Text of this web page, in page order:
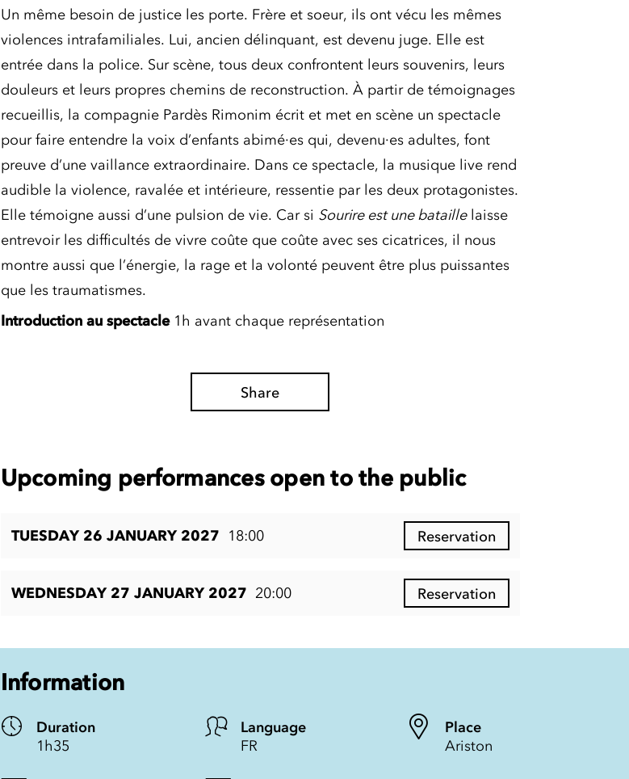
Un même besoin de justice les porte. Frère et soeur, ils ont vécu les mêmes
violences intrafamiliales. Lui, ancien délinquant, est devenu juge. Elle est
entrée dans la police. Sur scène, tous deux confrontent leurs souvenirs, leurs
douleurs et leurs propres chemins de reconstruction. À partir de témoignages
recueillis, la compagnie Pardès Rimonim écrit et met en scène un spectacle
pour faire entendre la voix d’enfants abimé·es qui, devenu·es adultes, font
preuve d’une vaillance extraordinaire. Dans ce spectacle, la musique live rend
audible la violence, ravalée et intérieure, ressentie par les deux protagonistes.
Elle témoigne aussi d’une pulsion de vie. Car si Sourire est une bataillelaisse
entrevoir les difficultés de vivre coûte que coûte avec ses cicatrices, il nous
montre aussi que l’énergie, la rage et la volonté peuvent être plus puissantes
que les traumatismes.
Introduction au spectacle 1h avant chaque représentation
Share
Upcoming performances open to the public
TUESDAY 26 JANUARY 2027 18:00 Reservation
WEDNESDAY 27 JANUARY 2027 20:00 Reservation
Information
Duration
1h35
Language
FR
Place
Ariston